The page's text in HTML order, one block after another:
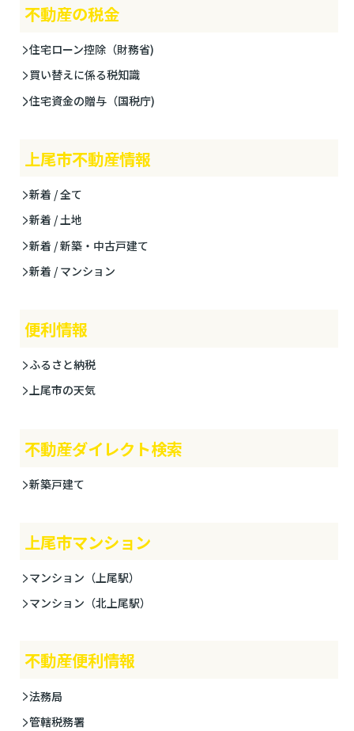
不動産の税金
住宅ローン控除（財務省)
買い替えに係る税知識
住宅資金の贈与（国税庁)
上尾市不動産情報
新着 / 全て
新着 / 土地
新着 / 新築・中古戸建て
新着 / マンション
便利情報
ふるさと納税
上尾市の天気
不動産ダイレクト検索
新築戸建て
上尾市マンション
マンション（上尾駅）
マンション（北上尾駅）
不動産便利情報
法務局
管轄税務署